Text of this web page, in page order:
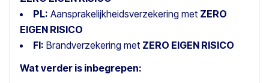
PL: Aansprakelijkheidsverzekering met ZERO
EIGEN RISICO
FI: Brandverzekering met ZERO EIGEN RISICO
Wat verder is inbegrepen: